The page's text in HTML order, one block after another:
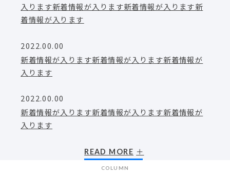
入ります新着情報が入ります新着情報が入ります新
着情報が入ります
2022.00.00
新着情報が入ります新着情報が入ります新着情報が
入ります
2022.00.00
新着情報が入ります新着情報が入ります新着情報が
入ります
READ MORE
COLUMN